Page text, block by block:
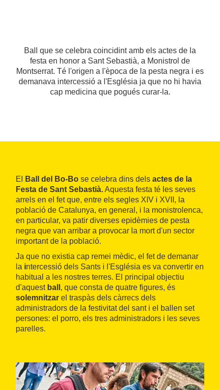
Ball que se celebra coincidint amb els actes de la
festa en honor a Sant Sebastià, a Monistrol de
Montserrat. Té l'origen a l'època de la pesta negra i es
demanava intercessió a l'Església ja que no hi havia
cap medicina que pogués curar-la.
El Ball del Bo-Bo se celebra dins dels actes de la
Festa de Sant Sebastià.Aquesta festa té les seves
arrels en el fet que, entre els segles XIV i XVII, la
població de Catalunya, en general, i la monistrolenca,
en particular, va patir diverses epidèmies de pesta
negra que van arribar a provocar la mort d'un sector
important de la població.
Ja que no existia cap remei mèdic, el fet de demanar
la intercessió dels Sants i l'Església es va convertir en
habitual a les nostres terres. El principal objectiu
d'aquest ball , que consta de quatre figures, és
solemnitzar el traspàs dels càrrecs dels
administradors de la festivitat del sant i el ballen set
persones: el porro, els tres administradors i les seves
parelles.